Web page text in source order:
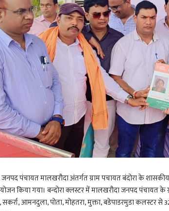
जनपद पंचायत मालखरौदा अंतर्गत ग्राम पचायत बंदोरा के
किया गया। बन्दोरा क्लस्टर में मालखरौदा जनपद पंचायत के
सकर्रा, आमनदुला, पोता, मोहतरा, मुक्ता, बडेपाडरमुडा कलस्टर